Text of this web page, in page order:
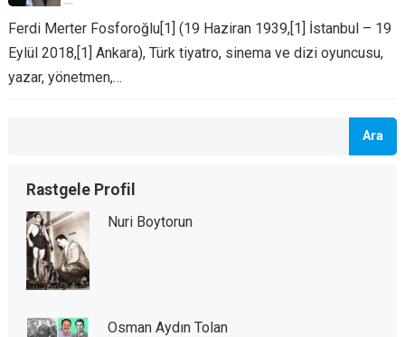
Ferdi Merter Fosforoğlu[1] (19 Haziran 1939,[1] İstanbul – 19
Eylül 2018,[1] Ankara), Türk tiyatro, sinema ve dizi oyuncusu,
yazar, yönetmen,…
Ara
Rastgele Profil
Nuri Boytorun
Osman Aydın Tolan